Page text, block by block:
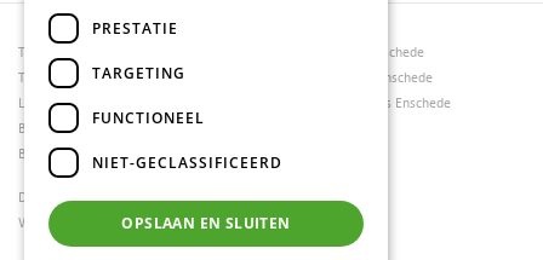
Tuincentrum Borghuis
Tuinmeubels
Loungesets
Bloemen
Barbecues
Tuinmeubels Enschede
Tuinmeubelen Enschede
Woonaccessoires Enschede
Dierenwinkel Enschede
Weber bbq kopen Hengelo
PRESTATIE
TARGETING
FUNCTIONEEL
NIET-GECLASSIFICEERD
OPSLAAN EN SLUITEN